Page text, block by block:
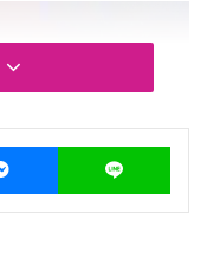
Messenger Line